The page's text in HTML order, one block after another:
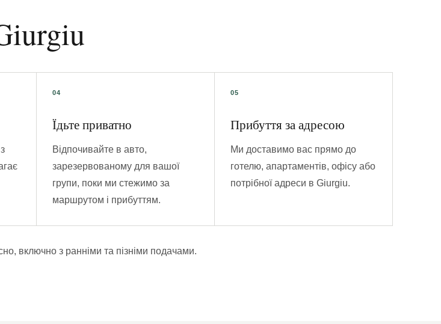
Їдьте приватно
Відпочивайте в авто,
зарезервованому для вашої
групи, поки ми стежимо за
маршрутом і прибуттям.
Прибуття за адресою
Ми доставимо вас прямо до
готелю, апартаментів, офісу або
потрібної адреси в Giurgiu.
включно з ранніми та пізніми подачами.